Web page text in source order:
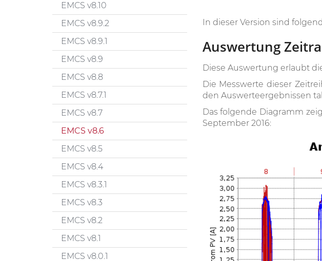
In dieser Version sind
Auswertung
Diese Auswertung erlaubt
Die Messwerte dieser
den Auswerteergebnissen
Das folgende Diagramm
September 2016:
EMCS v8.10
EMCS v8.9.2
EMCS v8.9.1
EMCS v8.9
EMCS v8.8
EMCS v8.7.1
EMCS v8.7
EMCS v8.6
EMCS v8.5
EMCS v8.4
EMCS v8.3.1
EMCS v8.3
EMCS v8.2
EMCS v8.1
EMCS v8.0.1